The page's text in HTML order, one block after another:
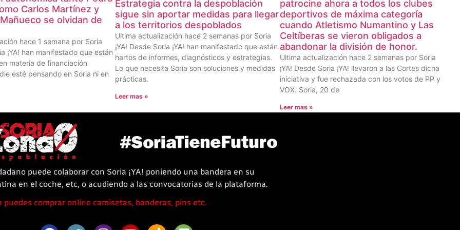
Carlos Martínez y
se olvidan de
hace 1 semana por Soria
¡YA! han manifestado que están
materia de financiación
esté pensando en Soria ni en
Estrategia contra la despoblación
sigue sin aportar medidas para llegar
a los territorios despoblados
Ultima actualización hace 2 semanas por Soria
¡YA! Desde Soria ¡YA! han manifestado que están
hartos de informes, diagnósticos y estrategias.
Lo que necesita Soria son soluciones y medidas
prácticas.
Leer mas »
patrocine ahora a todos los clubes
deportivos de máxima categoría
cuando Atletismo Numantino y Las
Celtíberas se vieron obligados a
abandonar la división de honor.
Ultima actualización hace 2 semanas por Soria
¡YA! Desde Soria ¡YA! llevaron a las Cortes dicha
iniciativa y fue rechazada con los votos de PP y
VOX. Soria, 20 de
Leer mas »
puede colaborar con Soria ¡YA! poniendo una bandera en su
en el coche, etc, o acudiendo a las convocatorias de la plataforma.
puedes comprar online camisetas, banderas, pins etc.